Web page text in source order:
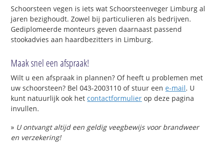
Schoorsteen vegen is iets wat Schoorsteenveger Limburg al
jaren bezighoudt. Zowel bij particulieren als bedrijven.
Gediplomeerde monteurs geven daarnaast passend
stookadvies aan haardbezitters in Limburg.
Maak snel een afspraak!
Wilt u een afspraak in plannen? Of heeft u problemen met
uw schoorsteen? Bel 043-2003110 of stuur eene-mail. U
kunt natuurlijk ook hetcontactformulier op deze pagina
invullen.
» U ontvangt altijd een geldig veegbewijs voor brandweer
en verzekering!